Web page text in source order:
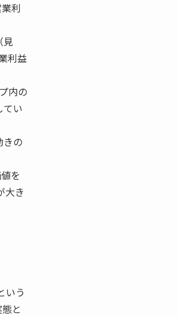
利
見
利益
内の
てい
きの
を
大き
いう
と